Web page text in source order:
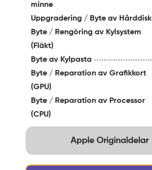
Apple Originaldelar
minne
Uppgradering / Byte av Hårddisk
Byte / Rengöring av Kylsystem
(Fläkt)
Byte av Kylpasta
Byte / Reparation av Grafikkort
(GPU)
Byte / Reparation av Processor
(CPU)